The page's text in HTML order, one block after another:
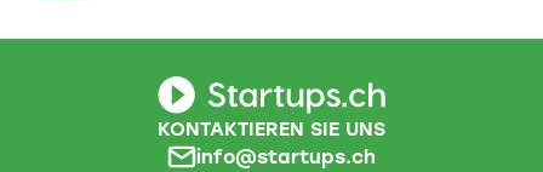
KONTAKTIEREN SIE UNS
info@startups.ch